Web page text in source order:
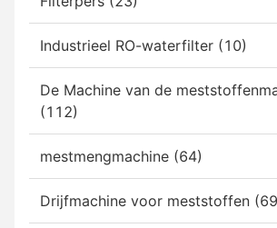
Industrieel RO-waterfilter (10)
De Machine van de
(112)
mestmengmachine (64)
Drijfmachine voor meststoffen